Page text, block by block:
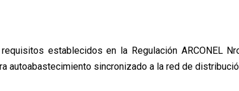
establecidos en la Regulación ARCONEL
autoabastecimiento sincronizado a la red de